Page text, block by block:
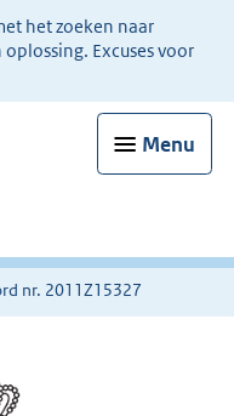
het zoeken naar
Excuses voor
Menu
nr. 2011Z15327